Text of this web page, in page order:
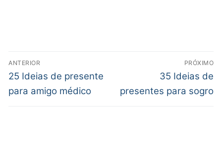
ANTERIOR
25 Ideias de presente
para amigo médico
PRÓXIMO
35 Ideias de
presentes para sogro